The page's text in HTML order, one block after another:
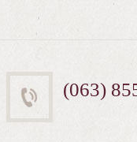
(063)